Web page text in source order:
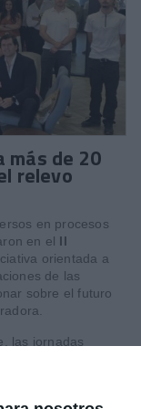
más de 20
relevo
en procesos
en el II
orientada a
de las
sobre el futuro
las jornadas
del relevo
entre aseguradoras